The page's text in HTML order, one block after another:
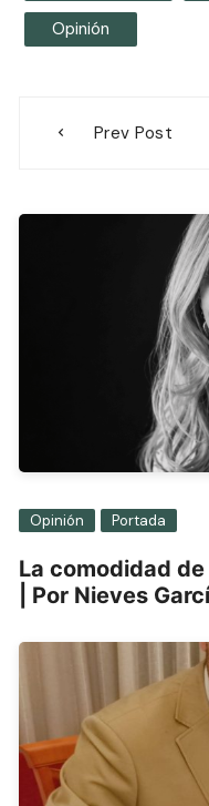
Opinión
Prev Post
Opinión Portada
La comodidad
| Por Nieves